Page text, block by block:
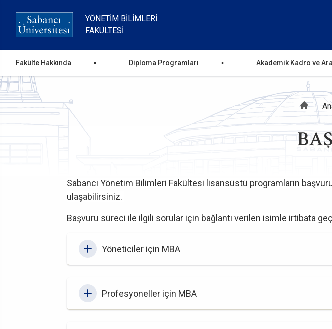
YÖNETIM BILIMLERI
FAKÜLTESI
Ana
gezinti
menüsü
Fakülte Hakkında Diploma Programları Akademik Kadro ve
Sabancı Yönetim Bilimleri Fakültesi lisansüstü programların
ulaşabilirsiniz.
Başvuru süreci ile ilgili sorular için bağlantı verilen isimle irtibata
Yöneticiler için MBA
Profesyoneller için MBA